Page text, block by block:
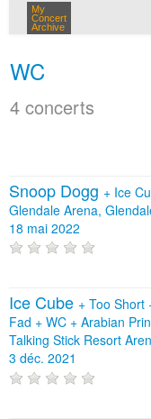
My
Concert
Archive
WC
4 concerts
Snoop Dogg + Ice
Glendale Arena,
18 mai 2022
Ice Cube + Too Short
Fad + WC + Arabian
Talking Stick Resort
3 déc. 2021